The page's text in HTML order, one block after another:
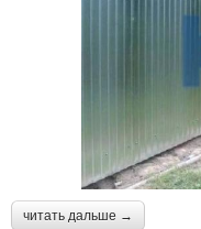
читать дальше →